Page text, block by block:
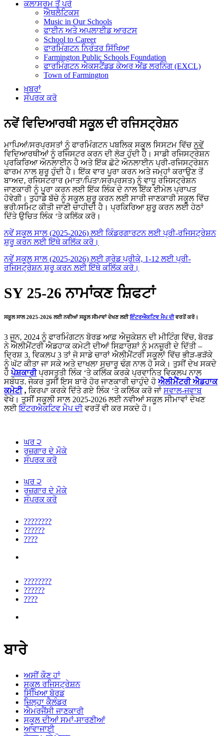
ਕਲਾਸਰੂਮ ਤੋਂ ਪਰੇ
ਐਥਲੈਟਿਕਸ
Music in Our Schools
ਫਾਈਨ ਅਤੇ ਅਪਲਾਈਡ ਆਰਟਸ
School to Career
ਫਾਰਮਿੰਗਟਨ ਨਿਰੰਤਰ ਸਿੱਖਿਆ
Farmington Public Schools Foundation
ਫਾਰਮਿੰਗਟਨ ਐਕਸਟੈਂਡਡ ਕੇਅਰ ਐਂਡ ਲਰਨਿੰਗ (EXCL)
Town of Farmington
ਖ਼ਬਰਾਂ
ਸੰਪਰਕ ਕਰੋ
ਨਵੇਂ ਵਿਦਿਆਰਥੀ ਸਕੂਲ ਦੀ ਰਜਿਸਟ੍ਰੇਸ਼ਨ
ਮਾਪਿਆਂ/ਸਰਪ੍ਰਸਤਾਂ ਨੂੰ ਫਾਰਮਿੰਗਟਨ ਪਬਲਿਕ ਸਕੂਲ ਸਿਸਟਮ ਵਿੱਚਨਵੇਂ
ਵਿਦਿਆਰਥੀਆਂ ਨੂੰ ਰਜਿਸਟਰ ਕਰਨ ਦੀ ਲੋੜ ਹੁੰਦੀ ਹੈ। ਸਾਡੀ ਰਜਿਸਟ੍ਰੇਸ਼ਨ
ਪ੍ਰਕਿਰਿਆ ਔਨਲਾਈਨ ਹੈ ਅਤੇ ਇੱਕ ਛੋਟੇ ਔਨਲਾਈਨ ਪ੍ਰੀ-ਰਜਿਸਟ੍ਰੇਸ਼ਨ
ਫਾਰਮ ਨਾਲ ਸ਼ੁਰੂ ਹੁੰਦੀ ਹੈ। ਇੱਕ ਵਾਰ ਪੂਰਾ ਕਰਨ ਅਤੇ ਜਮ੍ਹਾਂ ਕਰਾਉਣ ਤੋਂ
ਬਾਅਦ, ਰਜਿਸਟਰਾਰ (ਮਾਤਾ/ਪਿਤਾ/ਸਰਪ੍ਰਸਤ) ਨੂੰ ਵਾਧੂ ਰਜਿਸਟ੍ਰੇਸ਼ਨ
ਜਾਣਕਾਰੀ ਨੂੰ ਪੂਰਾ ਕਰਨ ਲਈ ਇੱਕ ਲਿੰਕ ਦੇ ਨਾਲ ਇੱਕ ਈਮੇਲ ਪ੍ਰਾਪਤ
ਹੋਵੇਗੀ। ਤੁਹਾਡੇ ਬੱਚੇ ਨੂੰ ਸਕੂਲ ਸ਼ੁਰੂ ਕਰਨ ਲਈ ਸਾਰੀ ਜਾਣਕਾਰੀ ਸਕੂਲ ਵਿੱਚ
ਭਰੀ/ਸਮਿਟ ਕੀਤੀ ਜਾਣੀ ਚਾਹੀਦੀ ਹੈ। ਪ੍ਰਕਿਰਿਆ ਸ਼ੁਰੂ ਕਰਨ ਲਈ ਹੇਠਾਂ
ਦਿੱਤੇ ਉਚਿਤ ਲਿੰਕ ‘ਤੇ ਕਲਿੱਕ ਕਰੋ।
ਨਵੇਂ ਸਕੂਲ ਸਾਲ (2025-2026) ਲਈ ਕਿੰਡਰਗਾਰਟਨ ਲਈ ਪ੍ਰੀ-ਰਜਿਸਟ੍ਰੇਸ਼ਨ
ਸ਼ੁਰੂ ਕਰਨ ਲਈ ਇੱਥੇ ਕਲਿੱਕ ਕਰੋ।
ਨਵੇਂ ਸਕੂਲ ਸਾਲ (2025-2026) ਲਈ ਗ੍ਰੇਡ ਪ੍ਰੀਕੇ, 1-12 ਲਈ ਪ੍ਰੀ-
ਰਜਿਸਟ੍ਰੇਸ਼ਨ ਸ਼ੁਰੂ ਕਰਨ ਲਈ ਇੱਥੇ ਕਲਿੱਕ ਕਰੋ।
SY 25-26 ਨਾਮਾਂਕਣ ਸ਼ਿਫਟਾਂ
ਸਕੂਲ ਸਾਲ 2025-2026 ਲਈ ਨਵੀਆਂ ਸਕੂਲ ਸੀਮਾਵਾਂ ਦੇਖਣ ਲਈਇੰਟਰਐਕਟਿਵ ਮੈਪ ਦੀਵਰਤੋਂ ਕਰੋ।
3 ਜੂਨ, 2024 ਨੂੰ ਫਾਰਮਿੰਗਟਨ ਬੋਰਡ ਆਫ਼ ਐਜੂਕੇਸ਼ਨ ਦੀ ਮੀਟਿੰਗ ਵਿੱਚ, ਬੋਰਡ
ਨੇ ਐਲੀਮੈਂਟਰੀ ਐਡਹਾਕ ਕਮੇਟੀ ਦੀਆਂ ਸਿਫ਼ਾਰਸ਼ਾਂ ਨੂੰ ਮਨਜ਼ੂਰੀ ਦੇ ਦਿੱਤੀ –
ਦ੍ਰਿਸ਼ 3, ਵਿਕਲਪ 3 ਤਾਂ ਜੋ ਸਾਡੇ ਚਾਰਾਂ ਐਲੀਮੈਂਟਰੀ ਸਕੂਲਾਂ ਵਿੱਚ ਭੀੜ-ਭੜੱਕੇ
ਨੂੰ ਘੱਟ ਕੀਤਾ ਜਾ ਸਕੇ ਅਤੇ ਦਾਖਲਾ ਸੁਚਾਰੂ ਢੰਗ ਨਾਲ ਹੋ ਸਕੇ। ਤੁਸੀਂ ਦੇਖ ਸਕਦੇ
ਹੋਪੇਸ਼ਕਾਰੀਪ੍ਰਸਤੁਤੀ ਲਿੰਕ ‘ਤੇ ਕਲਿੱਕ ਕਰਕੇ ਪ੍ਰਵਾਨਿਤ ਵਿਕਲਪ ਨਾਲ
ਸਬੰਧਤ. ਜੇਕਰ ਤੁਸੀਂ ਇਸ ਬਾਰੇ ਹੋਰ ਜਾਣਕਾਰੀ ਚਾਹੁੰਦੇ ਹੋਐਲੀਮੈਂਟਰੀ ਐਡਹਾਕ
ਕਮੇਟੀ , ਕਿਰਪਾ ਕਰਕੇ ਦਿੱਤੇ ਗਏ ਲਿੰਕ ‘ਤੇ ਕਲਿੱਕ ਕਰੋ ਜਾਂ ਸਵਾਲ-ਜਵਾਬ
ਵੇਖੋ। ਤੁਸੀਂ ਸਕੂਲੀ ਸਾਲ 2025-2026 ਲਈ ਨਵੀਆਂ ਸਕੂਲ ਸੀਮਾਵਾਂ ਦੇਖਣ
ਲਈਇੰਟਰਐਕਟਿਵ ਮੈਪ ਦੀਵਰਤੋਂ ਵੀ ਕਰ ਸਕਦੇ ਹੋ।
ਘਰ ੨
ਰੁਜ਼ਗਾਰ ਦੇ ਮੌਕੇ
ਸੰਪਰਕ ਕਰੋ
ਘਰ ੨
ਰੁਜ਼ਗਾਰ ਦੇ ਮੌਕੇ
ਸੰਪਰਕ ਕਰੋ
????????
??????
????
????????
??????
????
ਬਾਰੇ
ਅਸੀਂ ਕੌਣ ਹਾਂ
ਸਕੂਲ ਰਜਿਸਟ੍ਰੇਸ਼ਨ
ਸਿੱਖਿਆ ਬੋਰਡ
ਜ਼ਿਲ੍ਹਾ ਕੈਲੰਡਰ
ਐਮਰਜੈਂਸੀ ਜਾਣਕਾਰੀ
ਸਕੂਲ ਦੀਆਂ ਸਮਾਂ-ਸਾਰਣੀਆਂ
ਆਵਾਜਾਈ